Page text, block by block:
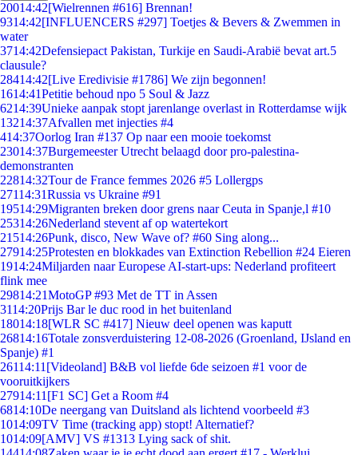
20014:42[Wielrennen #616] Brennan!
9314:42[INFLUENCERS #297] Toetjes & Bevers & Zwemmen in
water
3714:42Defensiepact Pakistan, Turkije en Saudi-Arabië bevat art.5
clausule?
28414:42[Live Eredivisie #1786] We zijn begonnen!
1614:41Petitie behoud npo 5 Soul & Jazz
6214:39Unieke aanpak stopt jarenlange overlast in Rotterdamse wijk
13214:37Afvallen met injecties #4
414:37Oorlog Iran #137 Op naar een mooie toekomst
23014:37Burgemeester Utrecht belaagd door pro-palestina-
demonstranten
22814:32Tour de France femmes 2026 #5 Lollergps
27114:31Russia vs Ukraine #91
19514:29Migranten breken door grens naar Ceuta in Spanje,l #10
25314:26Nederland stevent af op watertekort
21514:26Punk, disco, New Wave of? #60 Sing along...
27914:25Protesten en blokkades van Extinction Rebellion #24 Eieren
1914:24Miljarden naar Europese AI-start-ups: Nederland profiteert
flink mee
29814:21MotoGP #93 Met de TT in Assen
3114:20Prijs Bar le duc rood in het buitenland
18014:18[WLR SC #417] Nieuw deel openen was kaputt
26814:16Totale zonsverduistering 12-08-2026 (Groenland, IJsland en
Spanje) #1
26114:11 [Videoland] B&B vol liefde 6de seizoen #1 voor de
vooruitkijkers
27914:11 [F1 SC] Get a Room #4
6814:10De neergang van Duitsland als lichtend voorbeeld #3
1014:09TV Time (tracking app) stopt! Alternatief?
1014:09[AMV] VS #1313 Lying sack of shit.